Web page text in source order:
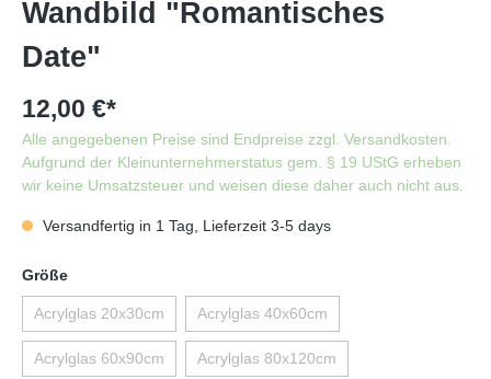
Wandbild "Romantisches
Date"
12,00 €*
Alle angegebenen Preise sind Endpreise zzgl. Versandkosten.
Aufgrund der Kleinunternehmerstatus gem. § 19 UStG erheben
wir keine Umsatzsteuer und weisen diese daher auch nicht aus.
Versandfertig in 1 Tag, Lieferzeit 3-5 days
Größe
Acrylglas 20x30cm Acrylglas 40x60cm
Acrylglas 60x90cm Acrylglas 80x120cm